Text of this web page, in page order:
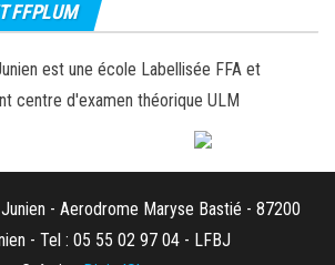
FFPLUM
est une école Labellisée FFA et
centre d'examen théorique ULM
- Aerodrome Maryse Bastié - 87200
- Tel : 05 55 02 97 04 - LFBJ